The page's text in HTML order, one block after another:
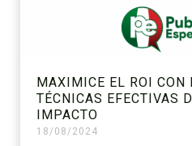
MAXIMICE EL ROI CON
TÉCNICAS EFECTIVAS
IMPACTO
18/08/2024